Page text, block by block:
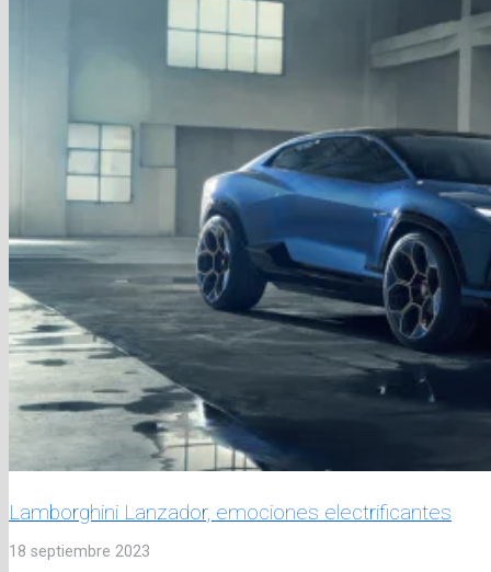
Lamborghini Lanzador, emociones electrificantes
18 septiembre 2023